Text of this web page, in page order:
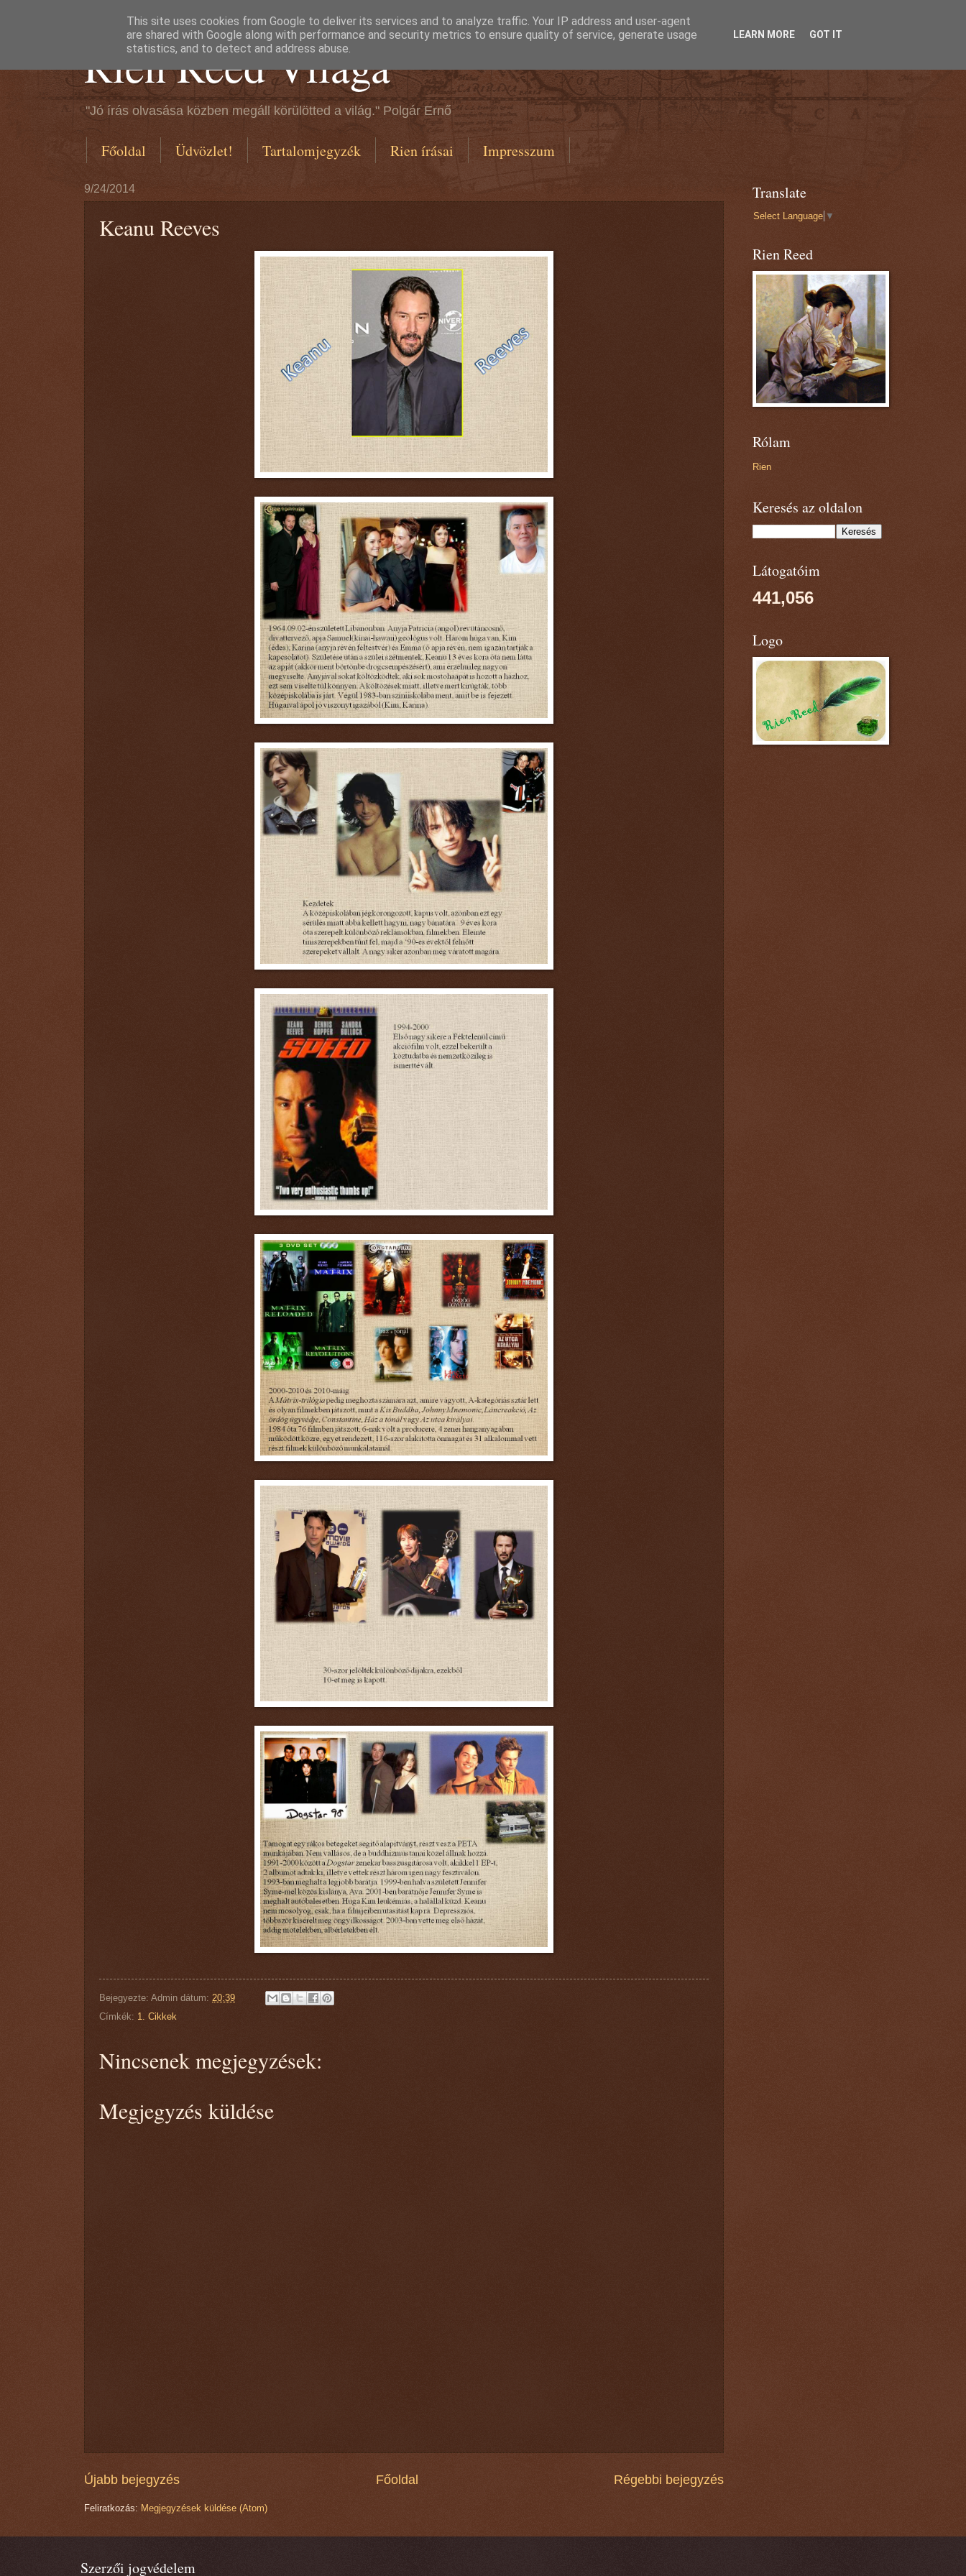
Rien Reed Világa
"Jó írás olvasása közben megáll körülötted a világ." Polgár Ernő
Főoldal Üdvözlet! Tartalomjegyzék Rien írásai Impresszum
9/24/2014
Keanu Reeves
Bejegyezte: Admin dátum: 20:39
Címkék: 1. Cikkek
Nincsenek megjegyzések:
Megjegyzés küldése
Újabb bejegyzés Régebbi bejegyzés
Főoldal
Feliratkozás: Megjegyzések küldése (Atom)
Translate
Select Language ▼
Rien Reed
Rólam
Rien
Keresés az oldalon
Látogatóim
441,056
Logo
Szerzői jogvédelem
This site uses cookies from Google to deliver its services and to analyze traffic. Your IP address and user-agent
are shared with Google along with performance and security metrics to ensure quality of service, generate usage
statistics, and to detect and address abuse.
LEARN MORE GOT IT